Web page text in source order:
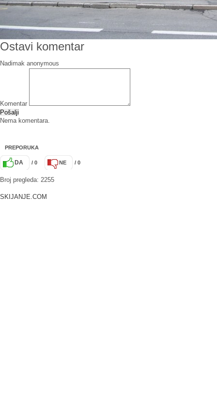
Ostavi komentar
Nadimak
Komentar
Pošalji
Nema komentara.
PREPORUKA
DA / 0 NE / 0
Broj pregleda: 2255
SKIJANJE.COM